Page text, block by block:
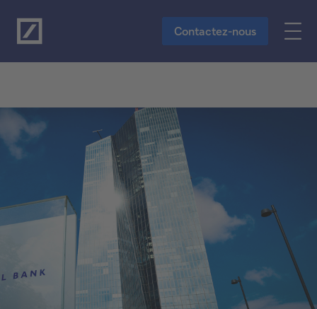
Vers le contenu principal
Contactez-nous